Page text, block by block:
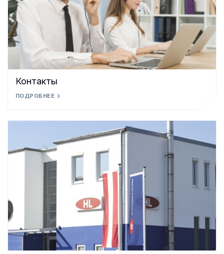
Контакты
ПОДРОБНЕЕ